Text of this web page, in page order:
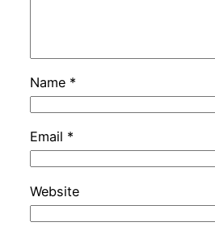
Name *
Email *
Website